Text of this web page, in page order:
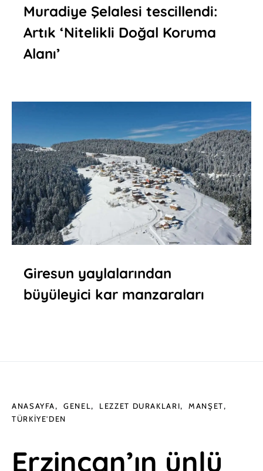
Muradiye Şelalesi tescillendi:
Artık ‘Nitelikli Doğal Koruma
Alanı’
Giresun yaylalarından
büyüleyici kar manzaraları
ANASAYFA GENEL LEZZET DURAKLARI
MANŞET
TÜRKIYE'DEN
Erzincan’ın ünlü